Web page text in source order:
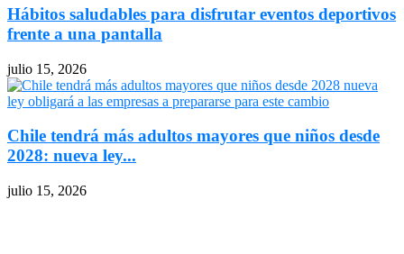
Hábitos saludables para disfrutar eventos deportivos
frente a una pantalla
julio 15, 2026
Chile tendrá más adultos mayores que niños desde
2028: nueva ley...
julio 15, 2026